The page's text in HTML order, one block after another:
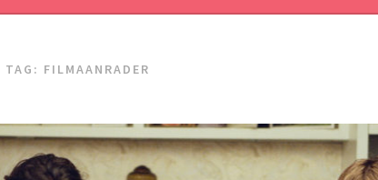
TAG: FILMAANRADER